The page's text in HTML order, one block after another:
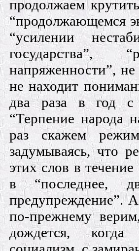
продолжаем
“продолжающемся
“усилении
государства”,
напряженности”,
не находит
два раза в год с
“Терпение народа
раз скажем
задумываясь, что
этих слов в
в “последнее,
предупреждение”.
по-прежнему
дождется, когда